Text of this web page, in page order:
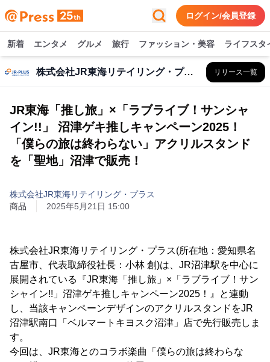
ログイン/会員登録
新着 エンタメ グルメ 旅行 ファッション・美容 ライフスタ
株式会社JR東海リテイリング・プラス リリース一覧
JR東海「推し旅」×「ラブライブ！サンシャ
イン!!」 沼津ゲキ推しキャンペーン2025！
「僕らの旅は終わらない」アクリルスタンド
を「聖地」沼津で販売！
株式会社JR東海リテイリング・プラス
商品
2025年5月21日 15:00
株式会社JR東海リテイリング・プラス(所在地：愛知県名
古屋市、代表取締役社長：小林 創)は、JR沼津駅を中心に
展開されている『JR東海「推し旅」×「ラブライブ！サン
シャイン!!」沼津ゲキ推しキャンペーン2025！』と連動
し、当該キャンペーンデザインのアクリルスタンドをJR
沼津駅南口「ベルマートキヨスク沼津」店で先行販売しま
す。
今回は、JR東海とのコラボ楽曲「僕らの旅は終わらな